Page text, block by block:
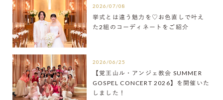
2026/07/08
挙式とは違う魅力を♡お色直しで叶え
た2組のコーディネートをご紹介
2026/06/25
【覚王山ル・アンジェ教会 SUMMER
GOSPEL CONCERT 2026】を開催いた
しました！